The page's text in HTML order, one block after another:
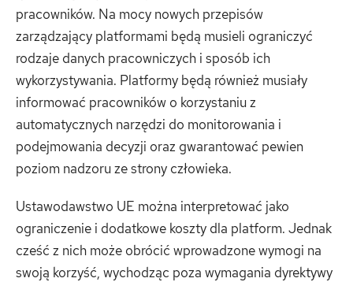
pracowników. Na mocy nowych przepisów
zarządzający platformami będą musieli ograniczyć
rodzaje danych pracowniczych i sposób ich
wykorzystywania. Platformy będą również musiały
informować pracowników o korzystaniu z
automatycznych narzędzi do monitorowania i
podejmowania decyzji oraz gwarantować pewien
poziom nadzoru ze strony człowieka.
Ustawodawstwo UE można interpretować jako
ograniczenie i dodatkowe koszty dla platform. Jednak
cześć z nich może obrócić wprowadzone wymogi na
swoją korzyść, wychodząc poza wymagania dyrektywy